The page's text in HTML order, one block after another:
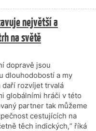
největší a
na světě
dopravě jsou
dlouhodobostí a my
daří rozvíjet trvalá
globálními hráči v této
partner tak můžeme
cestujících na
těch indických,“ říká